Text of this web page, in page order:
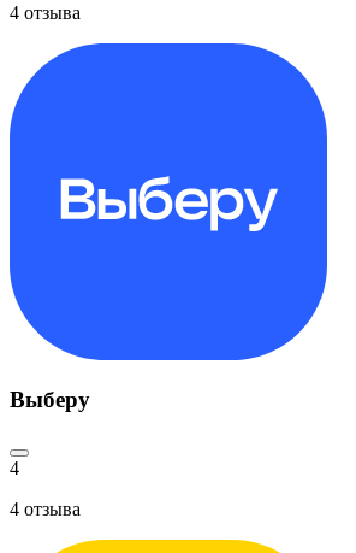
4 отзыва
Выберу
4
4 отзыва